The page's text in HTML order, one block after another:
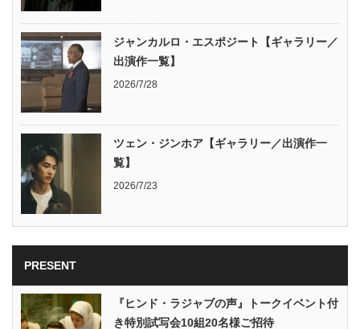
ジャンカルロ・エスポジート【ギャラリー／
出演作一覧】
2026/7/28
ツェン・ジンホア【ギャラリー／出演作一
覧】
2026/7/23
PRESENT
『ヒンド・ラジャブの声』トークイベント付
き特別試写会10組20名様ご招待